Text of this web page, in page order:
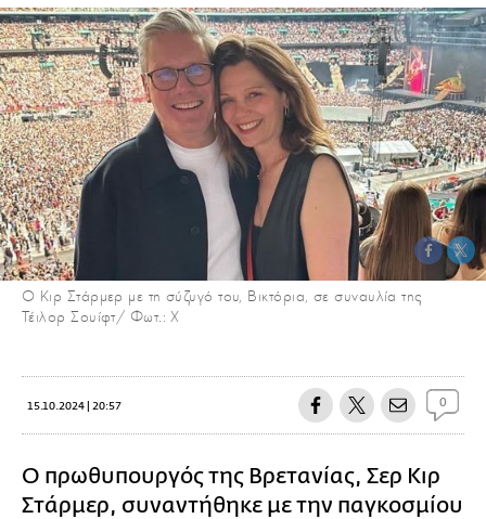
Ο Κιρ Στάρμερ με τη σύζυγό του, Βικτόρια, σε συναυλία της
Τέιλορ Σουίφτ/ Φωτ.: Χ
15.10.2024 | 20:57 0
Ο πρωθυπουργός της Βρετανίας, Σερ Κιρ
Στάρμερ, συναντήθηκε με την παγκοσμίου